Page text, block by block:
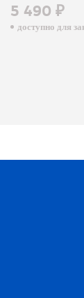
5 490 ₽
доступно для